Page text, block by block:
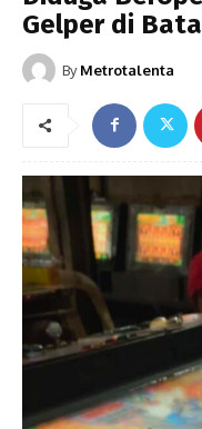
Gelper di
By Metrotalenta